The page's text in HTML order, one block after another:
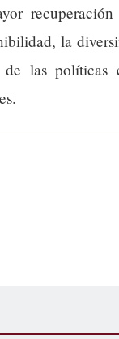
recuperación
la
las políticas